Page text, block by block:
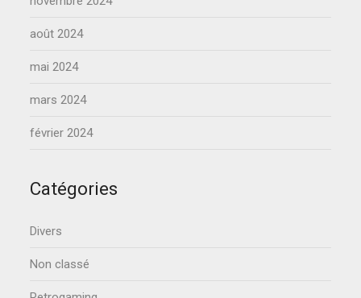
août 2024
mai 2024
mars 2024
février 2024
Catégories
Divers
Non classé